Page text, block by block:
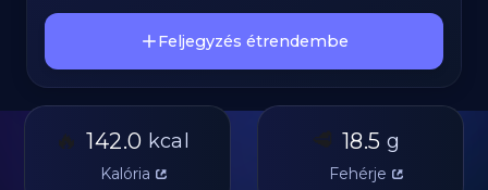
Feljegyzés étrendembe
🔥 142.0 kcal
Kalória
🥩 18.5 g
Fehérje